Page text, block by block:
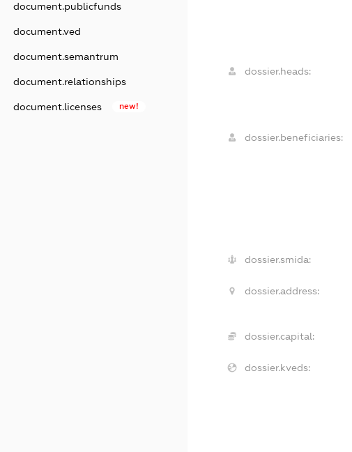
document.publicfunds
document.ved
document.semantrum
document.relationships
document.licenses new!
dossier.heads:
dossier.beneficiaries:
dossier.smida:
dossier.address:
dossier.capital:
dossier.kveds: